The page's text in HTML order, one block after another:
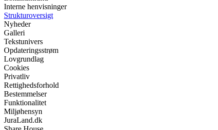
Interne henvisninger
Strukturoversigt
Nyheder
Galleri
Tekstunivers
Opdateringsstrøm
Lovgrundlag
Cookies
Privatliv
Rettighedsforhold
Bestemmelser
Funktionalitet
Miljøhensyn
JuraLand.dk